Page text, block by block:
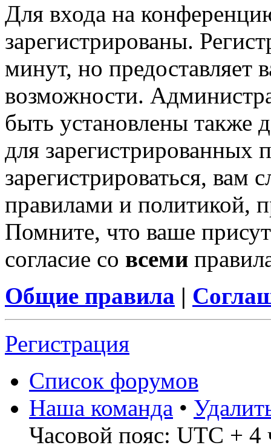
Для входа на
зарегистрированы.
минут, но предоставляет
возможности.
быть установлены также
для зарегистрированных
зарегистрироваться, вам
правилами и политикой,
Помните, что ваше
согласие со всеми
Общие правила |
Регистрация
Список форумов
Наша команда •
Часовой пояс: UTC + 4